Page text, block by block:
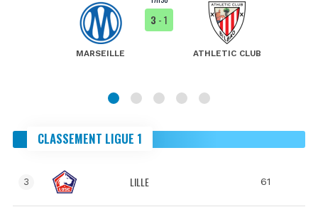
MARSEILLE
3 - 1
ATHLETIC CLUB
CLASSEMENT LIGUE 1
3 LILLE 61